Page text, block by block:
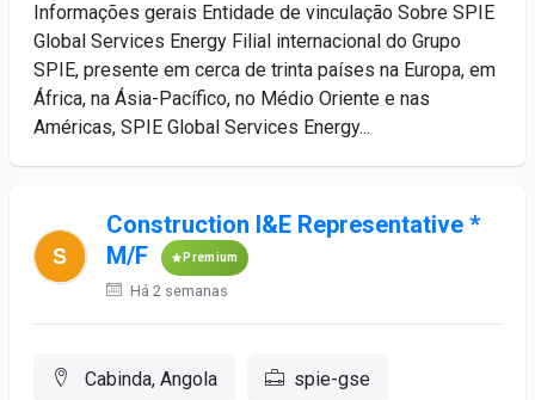
Informações gerais Entidade de vinculação Sobre SPIE
Global Services Energy Filial internacional do Grupo
SPIE, presente em cerca de trinta países na Europa, em
África, na Ásia-Pacífico, no Médio Oriente e nas
Américas, SPIE Global Services Energy...
Construction I&E Representative *
M/F
Premium
Há 2 semanas
Cabinda, Angola spie-gse